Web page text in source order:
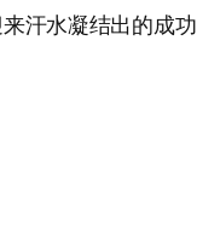
汗水凝结出的成功